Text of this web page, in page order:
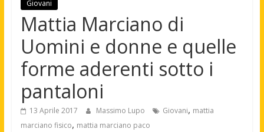
Giovani
Mattia Marciano di
Uomini e donne e quelle
forme aderenti sotto i
pantaloni
13 Aprile 2017 Massimo Lupo Giovani, mattia
marciano fisico, mattia marciano paco